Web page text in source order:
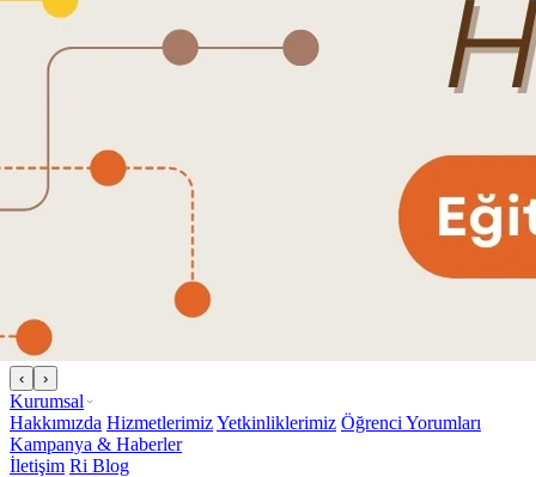
‹ ›
Kurumsal
Hakkımızda HizmetlerimizYetkinliklerimiz Öğrenci Yorumları
Kampanya & Haberler
İletişim Ri Blog